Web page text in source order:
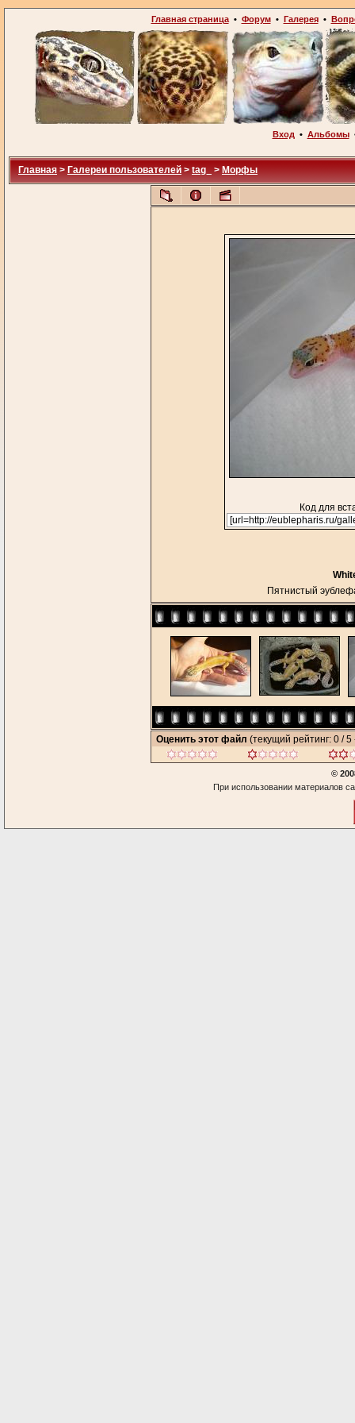
Главная страница• Форум• Галерея•
Вход • Альбомы
Главная > Галереи пользователей > tag_ > Морфы
Код для
Пятнистый
Оценить этот файл (текущий рейтинг: 0 / 5
©
При использовании материалов